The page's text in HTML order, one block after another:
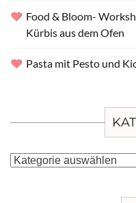
Food & Bloom-
Kürbis aus dem Ofen
Pasta mit Pesto und
Kategorien